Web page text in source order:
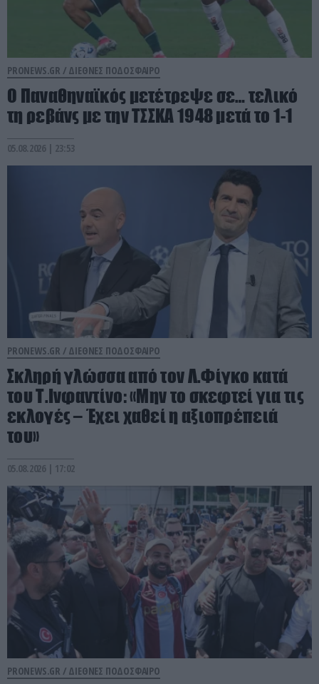
PRONEWS.GR / ΔΙΕΘΝΕΣ ΠΟΔΟΣΦΑΙΡΟ
Ο Παναθηναϊκός μετέτρεψε σε… τελικό
τη ρεβάνς με την ΤΣΣΚΑ 1948 μετά το 1-1
05.08.2026 | 23:53
PRONEWS.GR / ΔΙΕΘΝΕΣ ΠΟΔΟΣΦΑΙΡΟ
Σκληρή γλώσσα από τον Λ.Φίγκο κατά
του Τ.Ινφαντίνο: «Μην το σκεφτεί για τις
εκλογές – Έχει χαθεί η αξιοπρέπειά
του»
05.08.2026 | 17:02
PRONEWS.GR / ΔΙΕΘΝΕΣ ΠΟΔΟΣΦΑΙΡΟ